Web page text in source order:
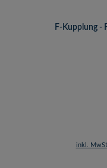
F-Kupplung -
inkl.